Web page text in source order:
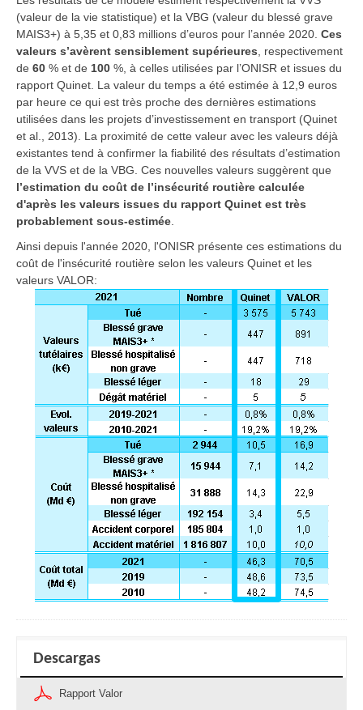
(valeur de la vie statistique) et la VBG (valeur du blessé grave
MAIS3+) à 5,35 et 0,83 millions d’euros pour l’année 2020. Ces
valeurs s’avèrent sensiblement supérieures , respectivement
de 60 % et de 100 %, à celles utilisées par l’ONISR et issues du
rapport Quinet. La valeur du temps a été estimée à 12,9 euros
par heure ce qui est très proche des dernières estimations
utilisées dans les projets d’investissement en transport (Quinet
et al., 2013). La proximité de cette valeur avec les valeurs déjà
existantes tend à confirmer la fiabilité des résultats d’estimation
de la VVS et de la VBG. Ces nouvelles valeurs suggèrent que
l’estimation du coût de l’insécurité routière calculée
d'après les valeurs issues du rapport Quinet est très
probablement sous-estimée
Ainsi depuis l'année 2020, l'ONISR présente ces estimations du
coût de l'insécurité routière selon les valeurs Quinet et les
valeurs VALOR:
Descargas
Rapport Valor